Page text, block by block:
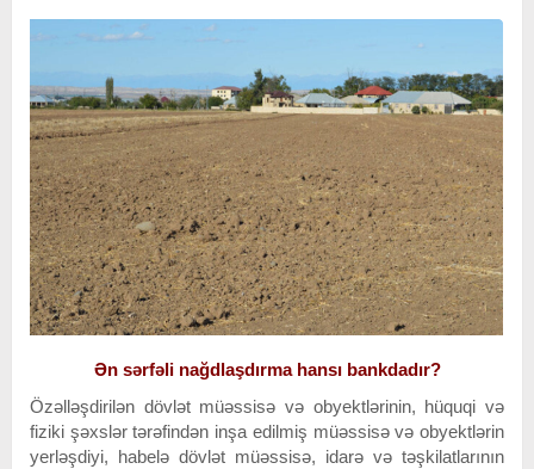
Ən sərfəli nağdlaşdırma hansı bankdadır?
Özəlləşdirilən dövlət müəssisə və obyektlərinin, hüquqi və
fiziki şəxslər tərəfindən inşa edilmiş müəssisə və obyektlərin
yerləşdiyi, habelə dövlət müəssisə, idarə və təşkilatlarının